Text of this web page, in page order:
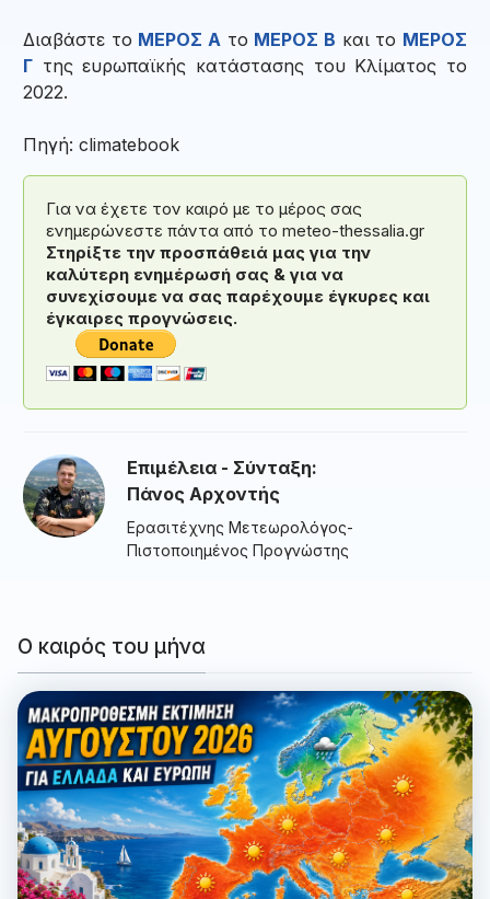
Διαβάστε το ΜΕΡΟΣ Α το ΜΕΡΟΣ Β και το ΜΕΡΟΣ
Γ της ευρωπαϊκής κατάστασης του Κλίματος το
2022.
Πηγή: climatebook
Για να έχετε τον καιρό με το μέρος σας
ενημερώνεστε πάντα από το meteo-thessalia.gr
Στηρίξτε την προσπάθειά μας για την
καλύτερη ενημέρωσή σας & για να
συνεχίσουμε να σας παρέχουμε έγκυρες και
έγκαιρες προγνώσεις.
Επιμέλεια - Σύνταξη:
Πάνος Αρχοντής
Ερασιτέχνης Μετεωρολόγος-
Πιστοποιημένος Προγνώστης
Ο καιρός του μήνα